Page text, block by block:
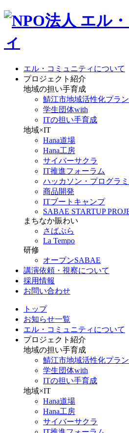
エル・コミュニティについて
プロジェクト紹介
地域の担い手育成
鯖江市地域活性化プラ
学生団体with
ITの担い手育成
地域×IT
Hana道場
Hana工房
サイバーサクラ
IT推進フォーラム
ハッカソン・プログラ
商品開発
ITブートキャンプ
SABAE STARTUP
まちなか賑わい
さばぷら
La Tempo
研修
オープンSABAE
講演依頼・視察について
採用情報
お問い合わせ
トップ
お知らせ一覧
エル・コミュニティについて
プロジェクト紹介
地域の担い手育成
鯖江市地域活性化プラ
学生団体with
ITの担い手育成
地域×IT
Hana道場
Hana工房
サイバーサクラ